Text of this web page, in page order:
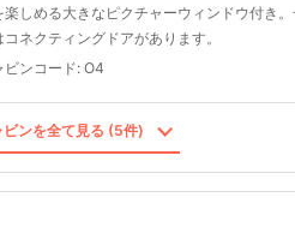
楽しめる大きなピクチャーウィンドウ付き
コネクティングドアがあります。
ビンコード: O4
ビンを全て見る (5件)